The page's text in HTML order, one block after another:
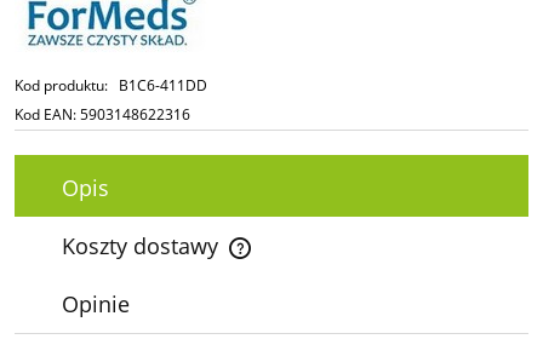
Kod produktu: B1C6-411DD
Kod EAN:5903148622316
Opis
Koszty dostawy
Cena nie zawiera ewentualnych kosztów płatności
Opinie